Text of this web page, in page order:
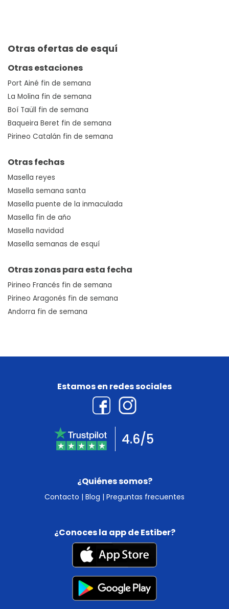
Otras ofertas de esquí
Otras estaciones
Port Ainé fin de semana
La Molina fin de semana
Boí Taüll fin de semana
Baqueira Beret fin de semana
Pirineo Catalán fin de semana
Otras fechas
Masella reyes
Masella semana santa
Masella puente de la inmaculada
Masella fin de año
Masella navidad
Masella semanas de esquí
Otras zonas para esta fecha
Pirineo Francés fin de semana
Pirineo Aragonés fin de semana
Andorra fin de semana
¿Quiénes somos?
Contacto | Blog | Preguntas frecuentes
Estamos en redes sociales
4.6/5
¿Conoces la app de Estiber?